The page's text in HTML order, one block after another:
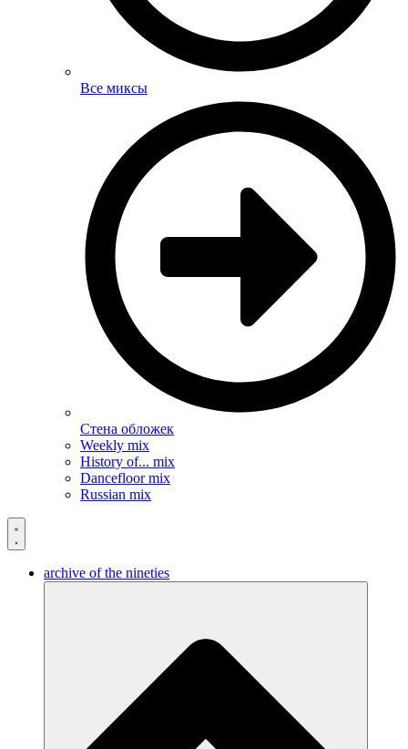
Все миксы
Стена обложек
Weekly mix
History of... mix
Dancefloor mix
Russian mix
archive of the nineties